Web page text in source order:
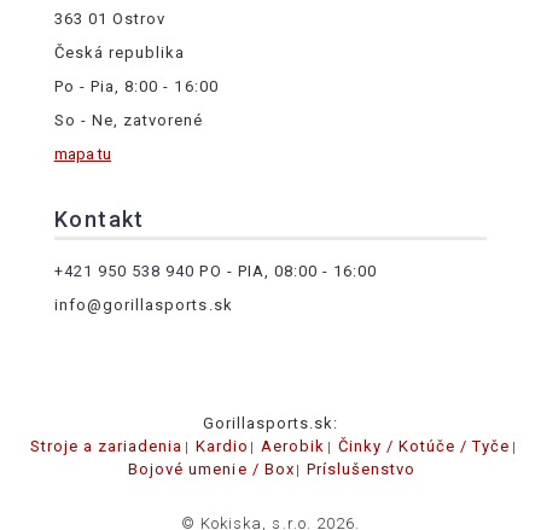
363 01 Ostrov
Česká republika
Po - Pia, 8:00 - 16:00
So - Ne, zatvorené
mapa tu
Kontakt
+421 950 538 940 PO - PIA, 08:00 - 16:00
info@gorillasports.sk
Gorillasports.sk:
Stroje a zariadenia
Kardio Aerobik
Činky / Kotúče / Tyče
Bojové umenie / Box
Príslušenstvo
© Kokiska, s.r.o. 2026.